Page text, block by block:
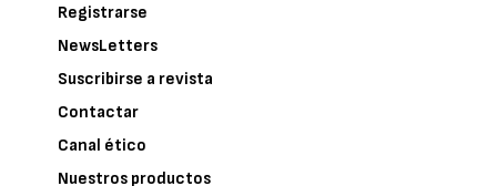
Registrarse
NewsLetters
Suscribirse a revista
Contactar
Canal ético
Nuestros productos